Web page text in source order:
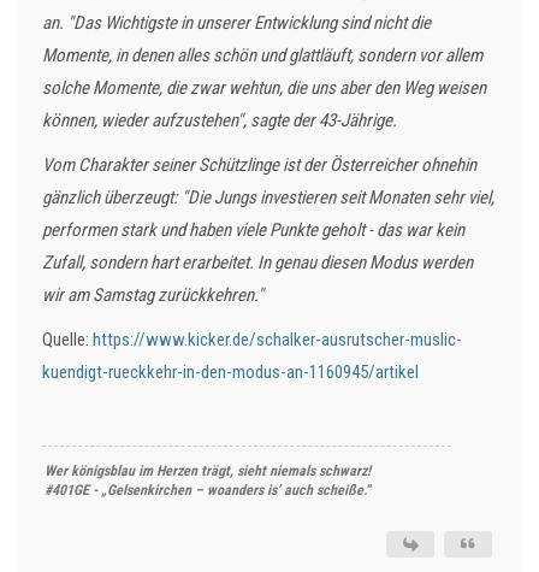
an. "Das Wichtigste in unserer Entwicklung sind nicht die
Momente, in denen alles schön und glattläuft, sondern vor allem
solche Momente, die zwar wehtun, die uns aber den Weg weisen
können, wieder aufzustehen", sagte der 43-Jährige.
Vom Charakter seiner Schützlinge ist der Österreicher ohnehin
gänzlich überzeugt: "Die Jungs investieren seit Monaten sehr viel,
performen stark und haben viele Punkte geholt - das war kein
Zufall, sondern hart erarbeitet. In genau diesen Modus werden
wir am Samstag zurückkehren."
Quelle: https://www.kicker.de/schalker-ausrutscher-muslic-
kuendigt-rueckkehr-in-den-modus-an-1160945/artikel
Wer königsblau im Herzen trägt, sieht niemals schwarz!
#401GE - „Gelsenkirchen – woanders is’ auch scheiße.“